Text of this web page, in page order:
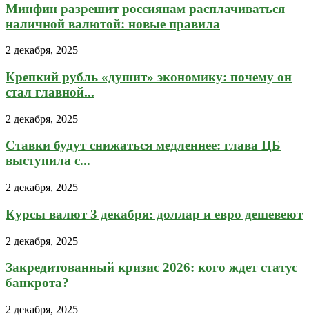
Минфин разрешит россиянам расплачиваться
наличной валютой: новые правила
2 декабря, 2025
Крепкий рубль «душит» экономику: почему он
стал главной...
2 декабря, 2025
Ставки будут снижаться медленнее: глава ЦБ
выступила с...
2 декабря, 2025
Курсы валют 3 декабря: доллар и евро дешевеют
2 декабря, 2025
Закредитованный кризис 2026: кого ждет статус
банкрота?
2 декабря, 2025